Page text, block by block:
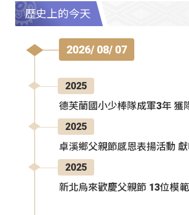
歷史上的今天
2026/ 08/ 07
2025
德芙蘭國小少棒隊成軍3年 獲
2025
卓溪鄉父親節感恩表揚活動
2025
新北烏來歡慶父親節 13位模